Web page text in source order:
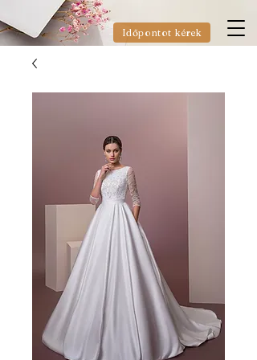
Időpontot kérek